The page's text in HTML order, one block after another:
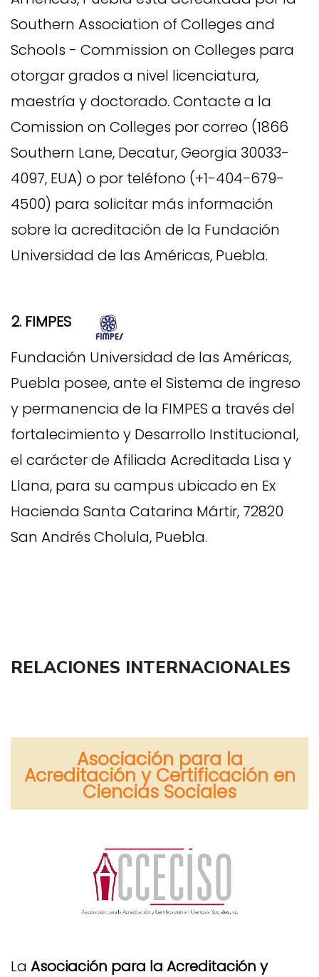
Southern Association of Colleges and
Schools - Commission on Colleges para
otorgar grados a nivel licenciatura,
maestría y doctorado. Contacte a la
Comission on Colleges por correo (1866
Southern Lane, Decatur, Georgia 30033-
4097, EUA) o por teléfono (+1-404-679-
4500) para solicitar más información
sobre la acreditación de la Fundación
Universidad de las Américas, Puebla.
2. FIMPES
Fundación Universidad de las Américas,
Puebla posee, ante el Sistema de ingreso
y permanencia de la FIMPES a través del
fortalecimiento y Desarrollo Institucional,
el carácter de Afiliada Acreditada Lisa y
Llana, para su campus ubicado en Ex
Hacienda Santa Catarina Mártir, 72820
San Andrés Cholula, Puebla.
RELACIONES INTERNACIONALES
Asociación para la
Acreditación y Certificación en
Ciencias Sociales
La Asociación para la Acreditación y